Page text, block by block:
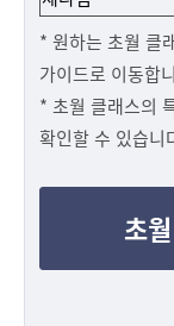
* 원하는 초월 클
가이드로 이동합
* 초월 클래스의
확인할 수 있습니
초